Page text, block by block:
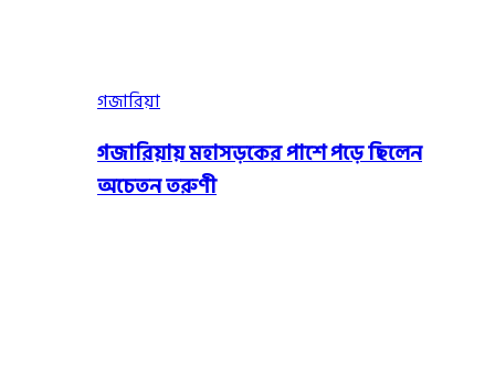
গজারিয়া
গজারিয়ায় মহাসড়কের পাশে পড়ে ছিলেন
অচেতন তরুণী